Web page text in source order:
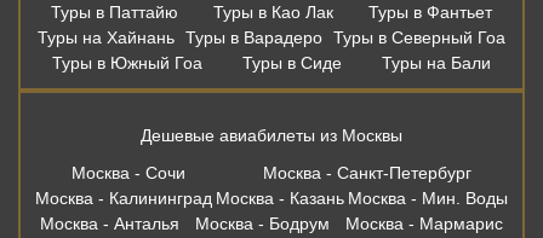
Туры в Паттайю
Туры в Као Лак
Туры в Фантьет
Туры на Хайнань Туры в Варадеро Туры в Северный Гоа
Туры в Южный Гоа
Туры в Сиде Туры на Бали
Дешевые авиабилеты из Москвы
Москва - Сочи
Москва - Санкт-Петербург
Москва - Калининград Москва - Казань Москва - Мин. Воды
Москва - Анталья
Москва - Бодрум Москва - Мармарис